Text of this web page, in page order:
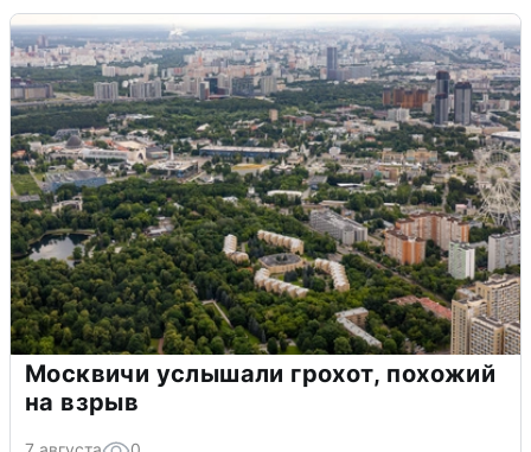
Москвичи услышали грохот, похожий
на взрыв